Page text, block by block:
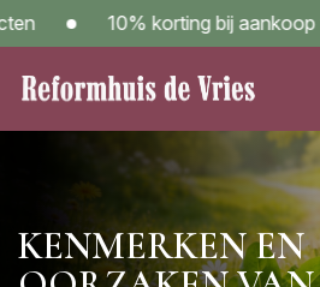
Skip
to
content
10% korting bij aankoop
KENMERKEN EN